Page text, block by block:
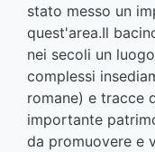
stato messo un
quest'area.Il
nei secoli un
complessi
romane) e tracce
importante
da promuovere e